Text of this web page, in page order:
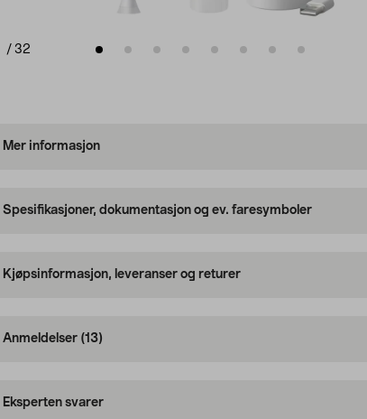
/ 32
Mer informasjon
Spesifikasjoner, dokumentasjon og ev. faresymboler
Kjøpsinformasjon, leveranser og returer
Anmeldelser (13)
Eksperten svarer